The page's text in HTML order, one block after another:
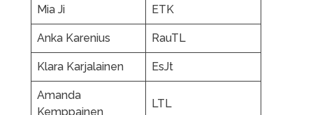
Mia Ji ETK
Anka Karenius RauTL
Klara Karjalainen EsJt
Amanda
Kemppainen
LTL